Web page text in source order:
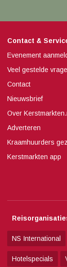
Contact &
Evenement
Veel gestelde
Contact
Nieuwsbrief
Over
Adverteren
Kraamhuurders
Kerstmarkten app
NS International
Hotelspecials